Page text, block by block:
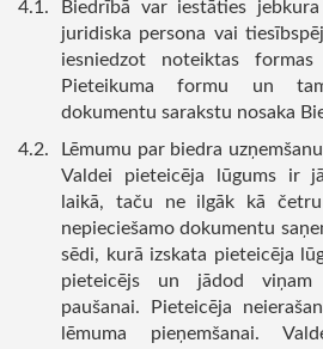
Biedrībā var iestāties
juridiska persona vai
iesniedzot noteiktas
Pieteikuma formu un
dokumentu sarakstu nosaka
Lēmumu par biedra
Valdei pieteicēja lūgums ir
laikā, taču ne ilgāk kā
nepieciešamo dokumentu
sēdi, kurā izskata pieteicēja
pieteicējs un jādod viņam
paušanai. Pieteicēja
lēmuma pieņemšanai.